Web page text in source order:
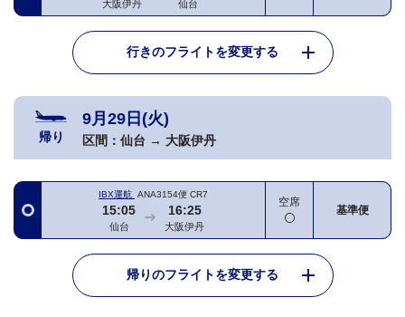
大阪伊丹 仙台
行きのフライトを変更する
帰り
9月29日(火)
区間： 仙台 → 大阪伊丹
IBX運航 ANA3154便 CR7
15:05
仙台
16:25
大阪伊丹
空席
基準便
帰りのフライトを変更する